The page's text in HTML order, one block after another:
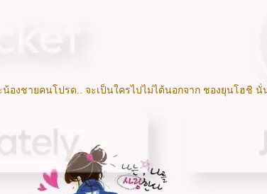
องชายคนโปรด.. จะเป็นใครไปไม่ได้นอกจาก ชองยุนโฮชิ นั่